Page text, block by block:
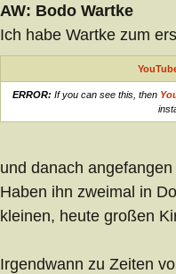
AW: Bodo Wartke
Ich habe Wartke zum
ERROR: If you can see this, then
und danach
Haben ihn zweimal in
kleinen, heute großen
Irgendwann zu Zeiten